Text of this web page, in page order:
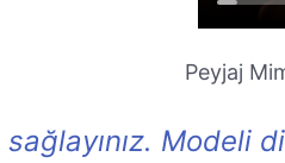
Peyjaj
Modeli